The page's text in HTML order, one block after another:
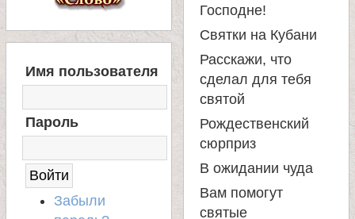
Д
С
Имя пользователя
Пароль
Забыли
Господне!
Святки на Кубани
Расскажи, что
сделал для тебя
святой
Рождественский
сюрприз
В ожидании чуда
Вам помогут
святые